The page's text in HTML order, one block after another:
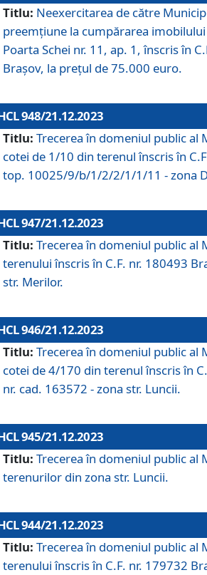
Titlu: Neexercitarea de către
preemțiune la cumpărarea
Poarta Schei nr. 11, ap. 1, înscris în
Brașov, la prețul de 75.000 euro.
948/21.12.2023
Titlu: Trecerea în domeniul public al
cotei de 1/10 din terenul înscris în
top. 10025/9/b/1/2/2/1/1/11 - zona
947/21.12.2023
Titlu: Trecerea în domeniul public al
terenului înscris în C.F. nr. 180493
str. Merilor.
946/21.12.2023
Titlu: Trecerea în domeniul public al
cotei de 4/170 din terenul înscris în
nr. cad. 163572 - zona str. Luncii.
945/21.12.2023
Titlu: Trecerea în domeniul public al
terenurilor din zona str. Luncii.
944/21.12.2023
Titlu: Trecerea în domeniul public al
terenului înscris în C.F. nr. 179732